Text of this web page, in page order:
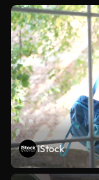
iStock